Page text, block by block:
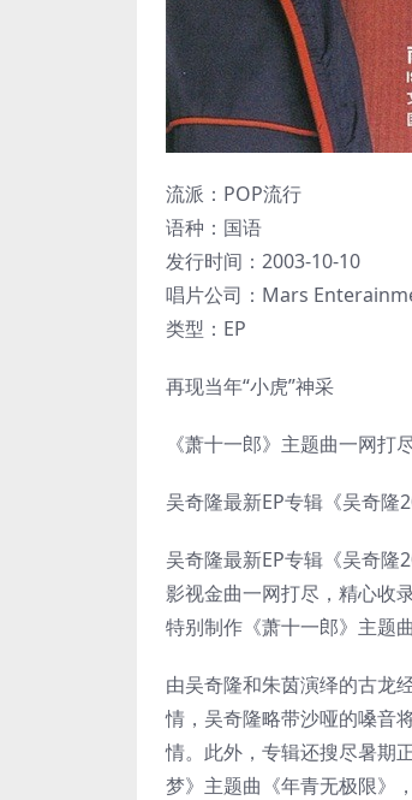
流派：POP流行
语种：国语
发行时间：2003-10-10
唱片公司：Mars
类型：EP
再现当年“小虎”神采
《萧十一郎》主题曲一网打
吴奇隆最新EP专辑《吴奇隆
吴奇隆最新EP专辑《吴奇隆
影视金曲一网打尽，精心收
特别制作《萧十一郎》主题
由吴奇隆和朱茵演绎的古龙
情，吴奇隆略带沙哑的嗓音
情。此外，专辑还搜尽暑期
梦》主题曲《年青无极限》